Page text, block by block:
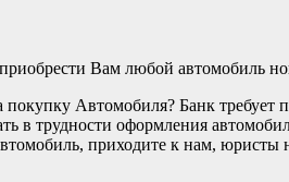
Вам любой автомобиль
покупку Автомобиля? Банк
в трудности оформления
приходите к нам,